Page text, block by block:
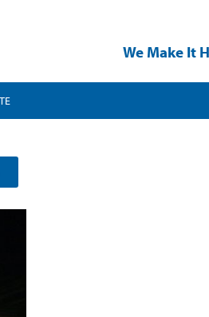
We Make It